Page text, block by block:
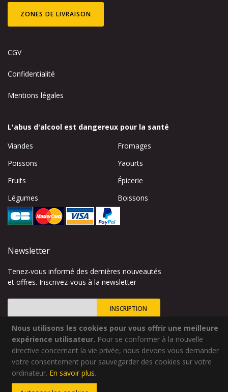
Nous utilisons les cookies pour vous offrir une meilleure
expérience utilisateur. Pour se conformer à la nouvelle
directive concernant la vie privée, nous devons vous demander
votre consentement pour sauvegarder des cookies sur votre
ordinateur. En savoir plus.
ZONES DE LIVRAISON
CGV
Confidentialité
Mentions légales
L'abus d'alcool est dangereux pour la santé
Viandes
Poissons
Fruits
Légumes
Fromages
Yaourts
Épicerie
Boissons
Newsletter
Tenez-vous informé des dernières nouveautés
et offres. Inscrivez-vous à la newsletter
Inscription
notre
lettre
d’information
INSCRIPTION
Site créé parCodsense